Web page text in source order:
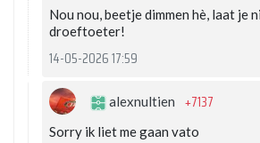
Nou nou, beetje dimmen hè, laat je
droeftoeter!
14-05-2026 17:59
alexnultien +7137
Sorry ik liet me gaan vato